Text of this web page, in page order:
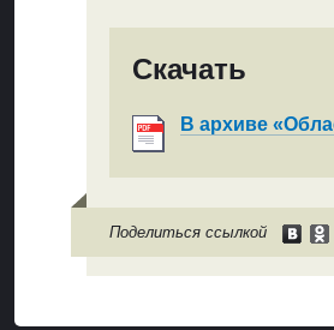
Скачать
В архиве
Поделиться ссылкой